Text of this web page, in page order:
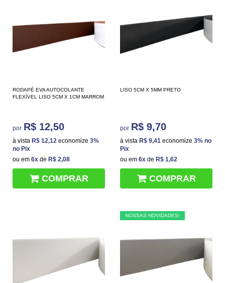
RODAPÉ EVA AUTOCOLANTE
FLEXÍVEL LISO 5CM X 1CM MARROM
por R$ 12,50
à vista R$ 12,12 economize 3%
no Pix
ou em 6x de R$ 2,08
COMPRAR
LISO 5CM X 5MM PRETO
por R$ 9,70
à vista R$ 9,41 economize 3% no
Pix
ou em 6x de R$ 1,62
COMPRAR
NOSSAS NOVIDADES!